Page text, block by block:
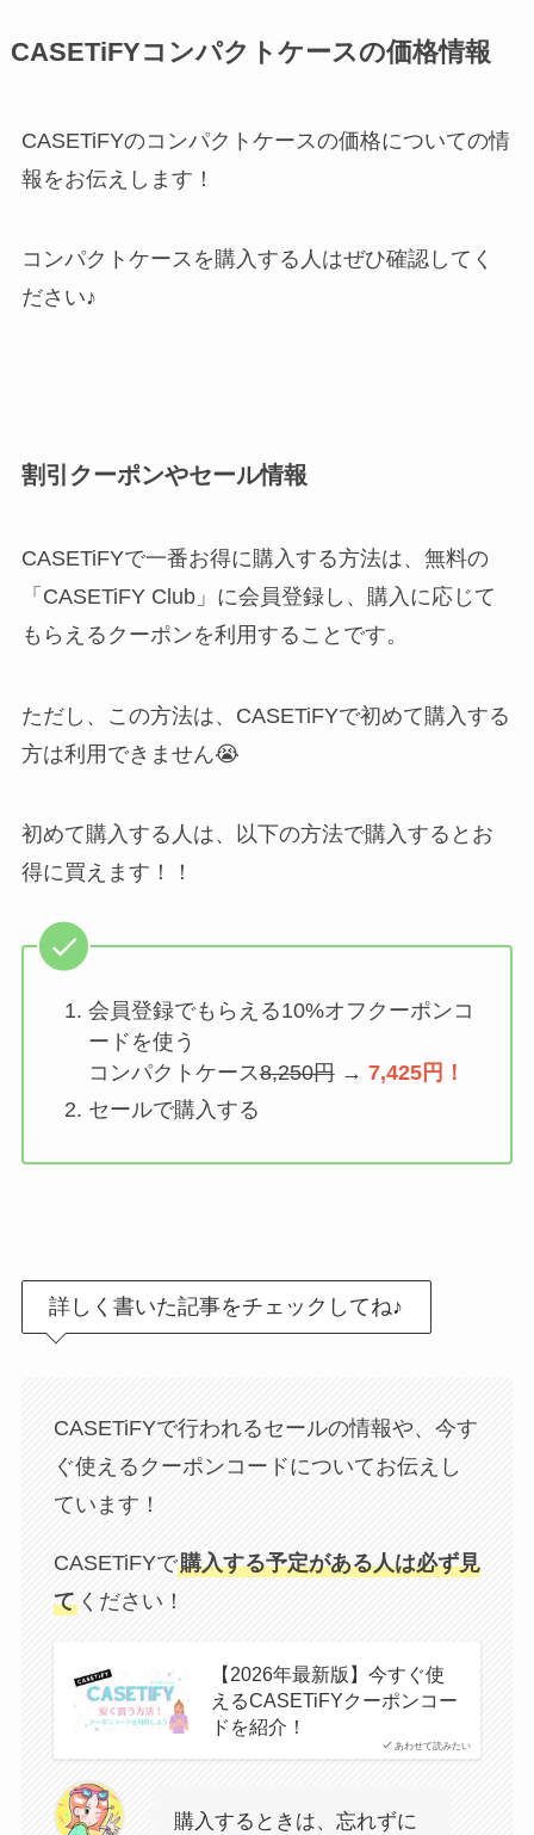
CASETiFYコンパクトケースの価格情報
CASETiFYのコンパクトケースの価格についての情
報をお伝えします！
コンパクトケースを購入する人はぜひ確認してく
ださい♪
割引クーポンやセール情報
CASETiFYで一番お得に購入する方法は、無料の
「CASETiFY Club」に会員登録し、購入に応じて
もらえるクーポンを利用することです。
ただし、この方法は、CASETiFYで初めて購入する
方は利用できません😭
初めて購入する人は、以下の方法で購入するとお
得に買えます！！
会員登録でもらえる10%オフクーポンコ
ードを使う
コンパクトケース8,250円→ 7,425円！
セールで購入する
詳しく書いた記事をチェックしてね♪
CASETiFYで行われるセールの情報や、今す
ぐ使えるクーポンコードについてお伝えし
ています！
CASETiFYで購入する予定がある人は必ず見
てください！
あわせて読みたい
【2026年最新版】今すぐ使
えるCASETiFYクーポンコー
ドを紹介！
購入するときは、忘れずに